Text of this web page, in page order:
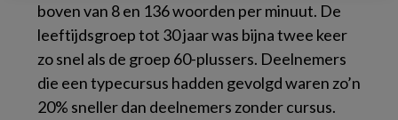
boven van 8 en 136 woorden per minuut. De
leeftijdsgroep tot 30 jaar was bijna twee keer
zo snel als de groep 60-plussers. Deelnemers
die een typecursus hadden gevolgd waren zo’n
20% sneller dan deelnemers zonder cursus.